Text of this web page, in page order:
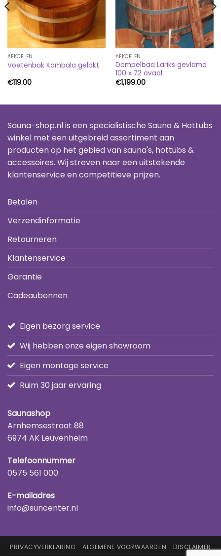
AFKOELEN
Voetenbak Kambala gelakt
€119.00
AFKOELEN
Dompelbad Lariks gevlamd
100 x 72 ovaal
€1,199.00
Sauna-shop.nl is een specialistische Sauna & Hottubs
winkel met een uitgebreid assortiment aan
producten op het gebied van sauna's, hottubs &
accessoires. Wij streven naar een uitstekende
klantenservice en competitieve prijzen.
Betalen
Verzendinformatie
Retourneren
Klantenservice
Garantie
Cadeaubonnen
Eigen bezorg service
Wij hebben onze eigen showroom
Eigen montage service
Ruim 30 jaar ervaring
Saunashop
Arnhemsestraat 88
6974 AK Leuvenheim
Telefoonnummer
0575 561 000
E-mailadres
info@suncenter.nl
PRIVACYVERKLARING ALGEMENE VOORWAARDEN DISCLAIMER